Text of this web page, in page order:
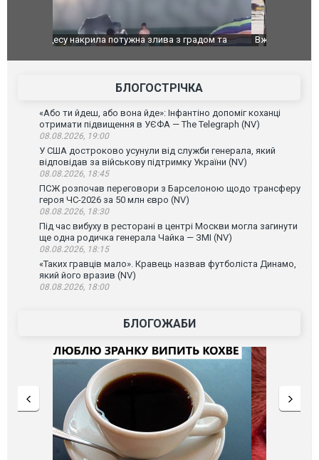
Вже вивели на тести: Ferrari готує оновлення
Вийшов
фільму
БЛОГОСТРІЧКА
«Або ти йдеш, або вона йде»: Інфантіно допоміг коханці
отримати підвищення в УЄФА — The Telegraph (NV)
08.08.2026, 19:00
У США достроково усунули від служби генерала, який
відповідав за військову підтримку України (NV)
08.08.2026, 18:45
ПСЖ розпочав переговори з Барселоною щодо трансферу
героя ЧС-2026 за 50 млн євро (NV)
08.08.2026, 18:30
Під час вибуху в ресторані в центрі Москви могла загинути
ще одна родичка генерала Чайка — ЗМІ (NV)
08.08.2026, 18:15
«Таких гравців мало». Кравець назвав футболіста Динамо,
який його вразив (NV)
08.08.2026, 18:00
БЛОГОЖАБИ